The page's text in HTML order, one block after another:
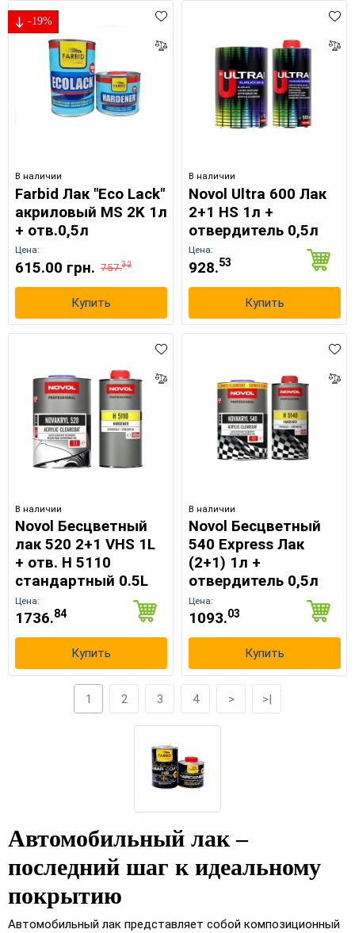
-19%
В наличии
Farbid Лак "Eco Lack"
акриловый MS 2K 1л
+ отв.0,5л
Цена:
615.00 грн. 757.32
Купить
В наличии
Novol Ultra 600 Лак
2+1 HS 1л +
отвердитель 0,5л
Цена:
928.53
Купить
В наличии
Novol Бесцветный
лак 520 2+1 VНS 1L
+ отв. Н 5110
стандартный 0.5L
Цена:
1736.84
Купить
В наличии
Novol Бесцветный
540 Express Лак
(2+1) 1л +
отвердитель 0,5л
Цена:
1093.03
Купить
1 2 3 4 > >|
Автомобильный лак –
последний шаг к идеальному
покрытию
Автомобильный лак представляет собой композиционный